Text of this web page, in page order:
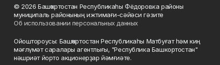
© 2026 Башҡортостан Республикаһы Фёдоровка районы
муниципаль районының ижтимағи-сәйәси гәзите
Об использовании персональных данных
Ойоштороусы: Башҡортостан Республикаһы Матбуғат һәм киң
мәғлүмәт саралары агентлығы, "Республика Башкортостан"
нәшриәт йорто акционерҙар йәмғиәте.